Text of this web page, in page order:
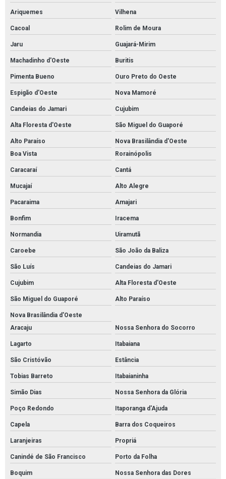
Ariquemes Vilhena
Cacoal Rolim de Moura
Jaru Guajará-Mirim
Machadinho d'Oeste Buritis
Pimenta Bueno Ouro Preto do Oeste
Espigão d'Oeste Nova Mamoré
Candeias do Jamari Cujubim
Alta Floresta d'Oeste São Miguel do Guaporé
Alto Paraíso
Nova Brasilândia d'Oeste
Boa Vista
Rorainópolis
Caracaraí Cantá
Mucajaí Alto Alegre
Pacaraima Amajari
Bonfim Iracema
Normandia Uiramutã
Caroebe São João da Baliza
São Luís Candeias do Jamari
Cujubim Alta Floresta d'Oeste
São Miguel do Guaporé Alto Paraíso
Nova Brasilândia d'Oeste
Aracaju
Nossa Senhora do Socorro
Lagarto Itabaiana
São Cristóvão Estância
Tobias Barreto Itabaianinha
Simão Dias Nossa Senhora da Glória
Poço Redondo Itaporanga d'Ajuda
Capela Barra dos Coqueiros
Laranjeiras Propriá
Canindé de São Francisco Porto da Folha
Boquim
Nossa Senhora das Dores